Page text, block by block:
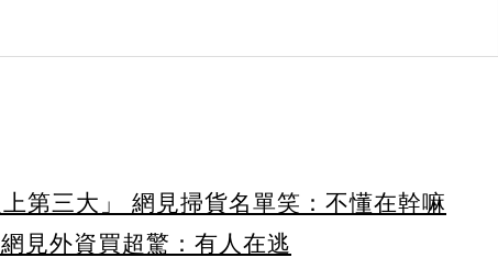
第三大」 網見掃貨名單笑：不懂在幹嘛
見外資買超驚：有人在逃